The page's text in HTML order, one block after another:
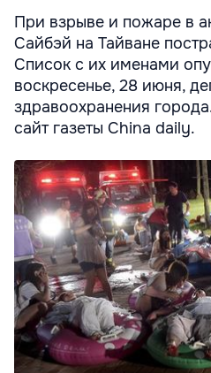
При взрыве и пожаре в
Сайбэй на Тайване
Список с их именами
воскресенье, 28 июня,
здравоохранения
сайт газеты China daily.